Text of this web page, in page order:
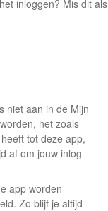
inloggen? Mis dit als
niet aan in de Mijn
net zoals
tot deze app,
af om jouw inlog
app worden
Zo blijf je altijd